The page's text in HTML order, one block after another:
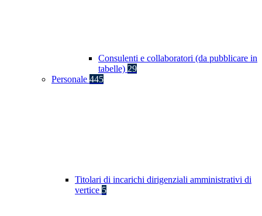
Consulenti e collaboratori (da pubblicare in
tabelle) 29
Personale 445
Titolari di incarichi dirigenziali amministrativi di
vertice 5